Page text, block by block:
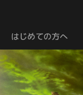
はじめての方へ